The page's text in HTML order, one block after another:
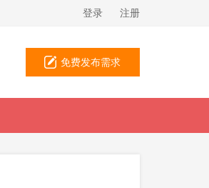
登录 注册
免费发布需求